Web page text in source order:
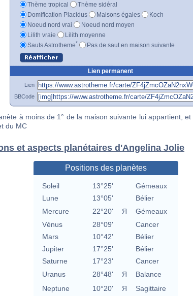
Thème tropical
Thème sidéral
Domification Placidus
Maisons égales
Koch
Noeud nord vrai
Noeud nord moyen
Lilith vraie
Lilith moyenne
Sauts Astrotheme* Pas de saut en maison suivante
Lien permanent
Lien
BBCode
à moins de 1° de la maison suivante lui appartient, et
du MC
et aspects planétaires d'Angelina Jolie
Positions des planètes
Soleil 13°25'
Gémeaux
Lune
13°05'
Bélier
Mercure
22°20' Я
Gémeaux
Vénus
28°09'
Cancer
Mars
10°42'
Bélier
Jupiter
17°25'
Bélier
Saturne
17°23'
Cancer
Uranus
28°48' Я
Balance
Neptune
10°20' Я Sagittaire